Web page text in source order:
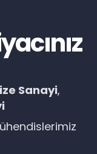
Sanayi,